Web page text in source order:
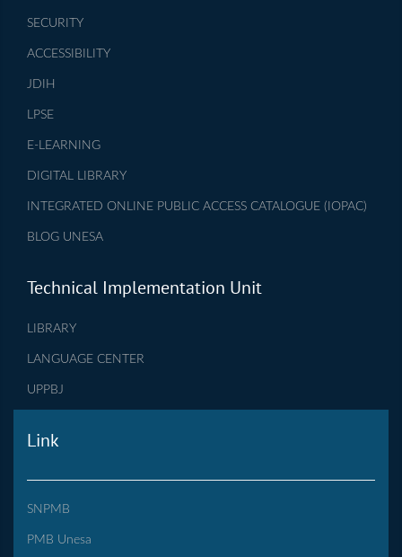
SECURITY
ACCESSIBILITY
JDIH
LPSE
E-LEARNING
DIGITAL LIBRARY
INTEGRATED ONLINE PUBLIC ACCESS CATALOGUE (IOPAC)
BLOG UNESA
Technical Implementation Unit
LIBRARY
LANGUAGE CENTER
UPPBJ
Link
SNPMB
PMB Unesa